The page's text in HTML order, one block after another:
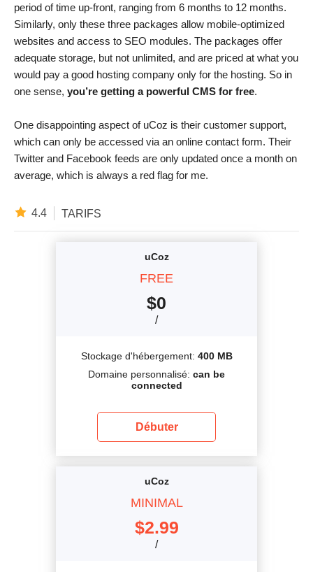
period of time up-front, ranging from 6 months to 12 months.
Similarly, only these three packages allow mobile-optimized
websites and access to SEO modules. The packages offer
adequate storage, but not unlimited, and are priced at what you
would pay a good hosting company only for the hosting. So in
one sense, you’re getting a powerful CMS for free.
One disappointing aspect of uCoz is their customer support,
which can only be accessed via an online contact form. Their
Twitter and Facebook feeds are only updated once a month on
average, which is always a red flag for me.
4.4 TARIFS
uCoz
FREE
$0
/
Stockage d'hébergement: 400 MB
Domaine personnalisé: can be
connected
Débuter
uCoz
MINIMAL
$2.99
/